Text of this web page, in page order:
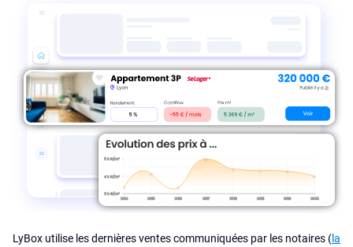
LyBox utilise les dernières ventes communiquées par les notaires (la